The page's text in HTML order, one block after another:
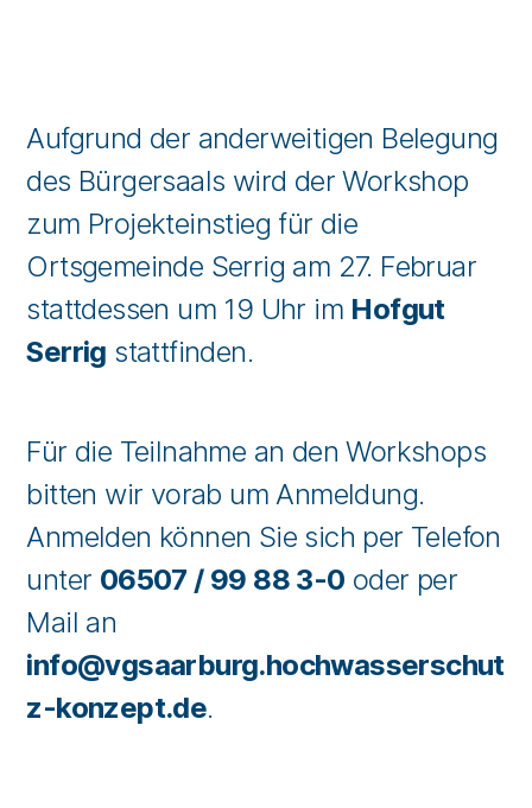
Aufgrund der anderweitigen Belegung
des Bürgersaals wird der Workshop
zum Projekteinstieg für die
Ortsgemeinde Serrig am 27. Februar
stattdessen um 19 Uhr im Hofgut
Serrig stattfinden.
Für die Teilnahme an den Workshops
bitten wir vorab um Anmeldung.
Anmelden können Sie sich per Telefon
unter 06507 / 99 88 3-0 oder per
Mail an
info@vgsaarburg.hochwasserschut
z-konzept.de.